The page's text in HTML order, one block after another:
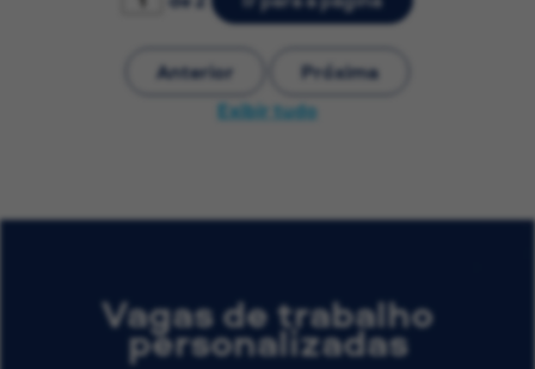
Anterior
Próxima
Exibir tudo
Vagas de trabalho
personalizadas